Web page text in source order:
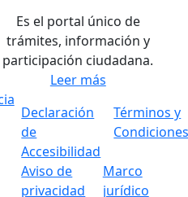
Es el portal único de
trámites, información y
participación ciudadana.
Leer más
Declaración
de
Accesibilidad
Términos y
Aviso de
privacidad
Marco
jurídico